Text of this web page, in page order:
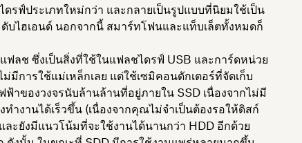
ดรฟ์ประเภทใหม่กว่า และกลายเป็นรูปแบบที่นิยมใช้เป็น
บไฮเอนด์ นอกจากนี้ สมาร์ทโฟนและแท็บเล็ตทั้งหมดก็
ฟลช ซึ่งเป็นสิ่งที่ใช้ในแฟลชไดรฟ์ USB และการ์ดหน่วย
มีการใช้แม่เหล็กเลย แต่ใช้เซมิคอนดักเตอร์ที่จัดเก็บ
าของวงจรนับล้านล้านที่อยู่ภายใน SSD เนื่องจากไม่มี
ทำงานได้เร็วขึ้น (เนื่องจากคุณไม่จำเป็นต้องรอให้ดิสก์
ะยังมีแนวโน้มที่จะใช้งานได้นานกว่า HDD อีกด้วย